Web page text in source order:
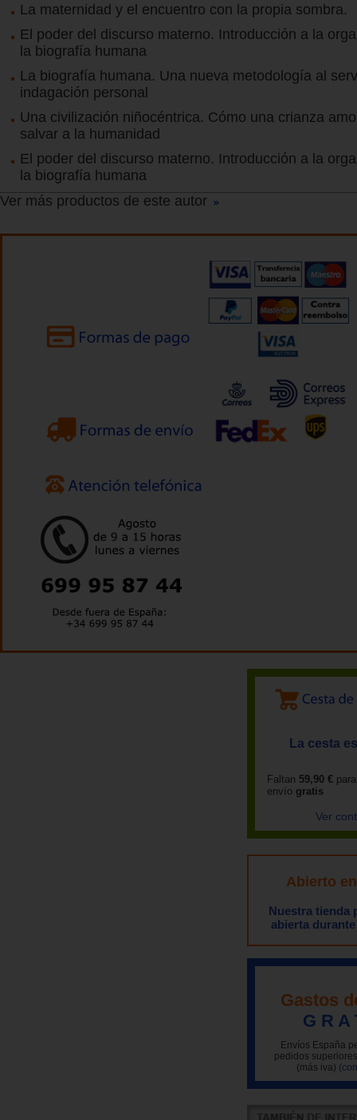
La maternidad y el encuentro con la propia sombra.
El poder del discurso materno. Introducción a la
la biografía humana
La biografía humana. Una nueva metodología al
indagación personal
Una civilización niñocéntrica. Cómo una crianza
salvar a la humanidad
El poder del discurso materno. Introducción a la
la biografía humana
Ver más productos de este autor
La cesta
Faltan 59,90 €
envío gratis
Ver
Abierto
Nuestra tienda
abierta
Gastos
G R A
Envíos España
pedidos
(más iva)